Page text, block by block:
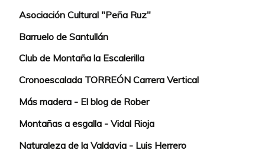
Asociación Cultural "Peña Ruz"
Barruelo de Santullán
Club de Montaña la Escalerilla
Cronoescalada TORREÓN Carrera Vertical
Más madera - El blog de Rober
Montañas a esgalla - Vidal Rioja
Naturaleza de la Valdavia - Luis Herrero